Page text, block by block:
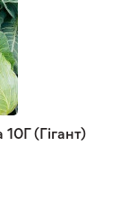
(Гігант)